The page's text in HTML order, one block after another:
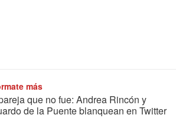
más
que no fue: Andrea Rincón y
de la Puente blanquean en Twitter